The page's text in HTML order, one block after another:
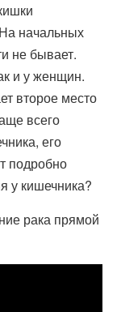
начальных
не бывает.
и у женщин.
второе место
всего
его
подробно
у кишечника?
рака прямой